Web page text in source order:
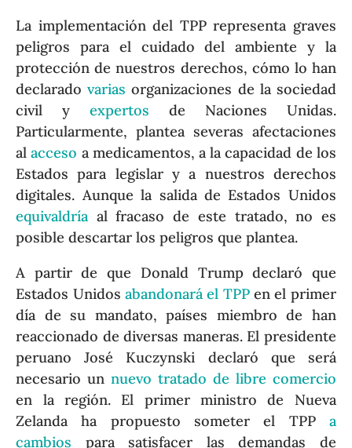
La implementación del TPP representa graves
peligros para el cuidado del ambiente y la
protección de nuestros derechos, cómo lo han
declaradovarias organizaciones de la sociedad
civil yexpertos de Naciones Unidas.
Particularmente, plantea severas afectaciones
alacceso a medicamentos, a la capacidad de los
Estados para legislar y a nuestros derechos
digitales. Aunque la salida de Estados Unidos
equivaldría al fracaso de este tratado, no es
posible descartar los peligros que plantea.
A partir de que Donald Trump declaró que
Estados Unidos abandonará el TPPen el primer
día de su mandato, países miembro de han
reaccionado de diversas maneras. El presidente
peruano José Kuczynski declaró que será
necesario unnuevo tratado de libre comercio
en la región. El primer ministro de Nueva
Zelanda ha propuesto someter el TPP a
cambios para satisfacer las demandas de